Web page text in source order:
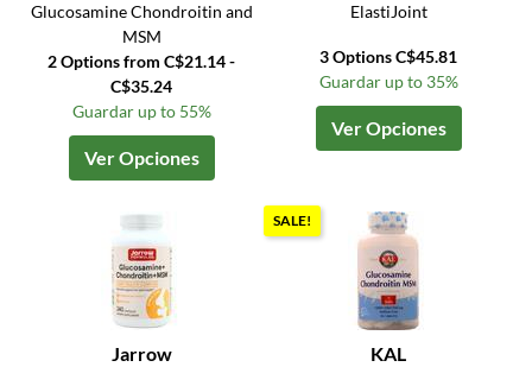
Glucosamine Chondroitin and
MSM
2 Options from C$21.14 -
C$35.24
Guardar up to 55%
Ver Opciones
ElastiJoint
3 Options C$45.81
Guardar up to 35%
Ver Opciones
Jarrow
SALE!
KAL